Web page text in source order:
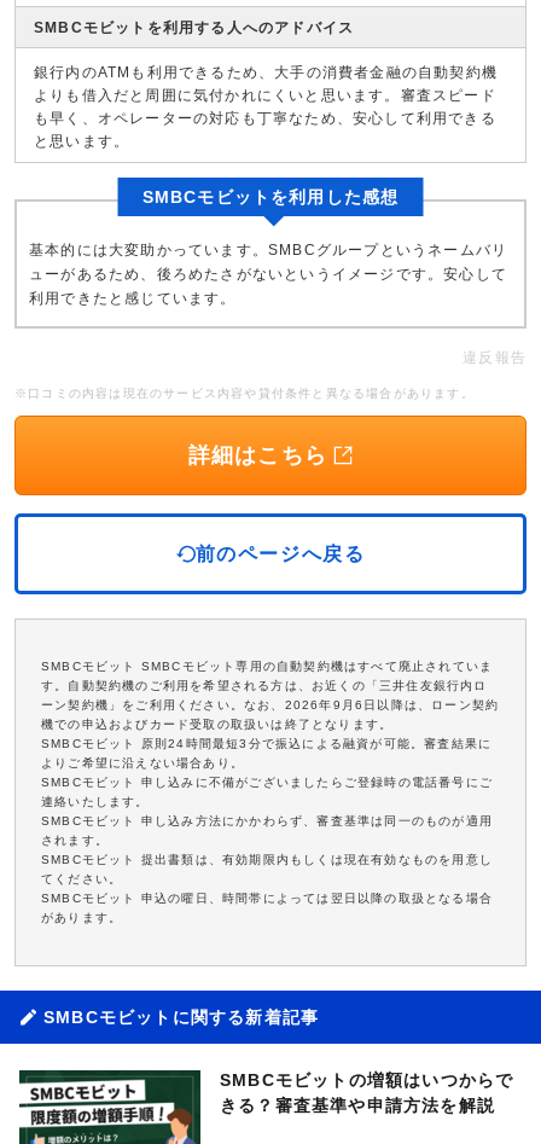
SMBCモビットを利用する人へのアドバイス
銀行内のATMも利用できるため、大手の消費者金融の自動契約機
よりも借入だと周囲に気付かれにくいと思います。審査スピード
も早く、オペレーターの対応も丁寧なため、安心して利用できる
と思います。
SMBCモビットを利用した感想
基本的には大変助かっています。SMBCグループというネームバリ
ューがあるため、後ろめたさがないというイメージです。安心して
利用できたと感じています。
違反報告
※口コミの内容は現在のサービス内容や貸付条件と異なる場合があります。
詳細はこちら
前のページへ戻る
SMBCモビット SMBCモビット専用の自動契約機はすべて廃止されていま
す。自動契約機のご利用を希望される方は、お近くの「三井住友銀行内ロ
ーン契約機」をご利用ください。なお、2026年9月6日以降は、ローン契約
機での申込およびカード受取の取扱いは終了となります。
SMBCモビット 原則24時間最短3分で振込による融資が可能。審査結果に
よりご希望に沿えない場合あり。
SMBCモビット 申し込みに不備がございましたらご登録時の電話番号にご
連絡いたします。
SMBCモビット 申し込み方法にかかわらず、審査基準は同一のものが適用
されます。
SMBCモビット 提出書類は、有効期限内もしくは現在有効なものを用意し
てください。
SMBCモビット 申込の曜日、時間帯によっては翌日以降の取扱となる場合
があります。
SMBCモビットに関する新着記事
SMBCモビットの増額はいつからで
きる？審査基準や申請方法を解説